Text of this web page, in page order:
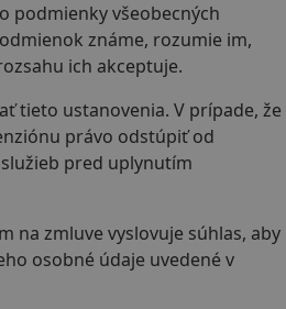
podmienky všeobecných
známe, rozumie im,
ich akceptuje.
tieto ustanovenia. V prípade, že
právo odstúpiť od
pred uplynutím
na zmluve vyslovuje súhlas, aby
osobné údaje uvedené v